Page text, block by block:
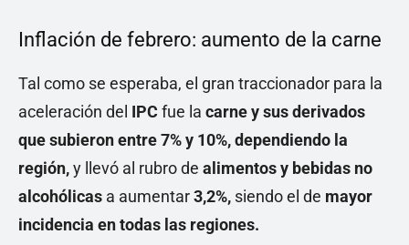
Inflación de febrero: aumento de la carne
Tal como se esperaba, el gran traccionador para la
aceleración del IPCfue la carne y sus derivados
que subieron entre 7% y 10%, dependiendo la
región,y llevó al rubro de alimentos y bebidas no
alcohólicas a aumentar3,2%, siendo el de mayor
incidencia en todas las regiones.